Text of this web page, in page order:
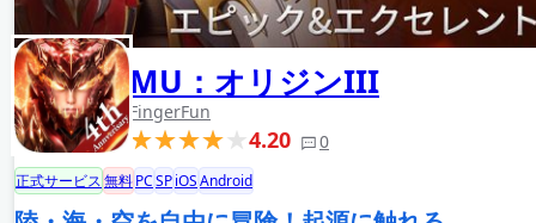
MU：オリジンIII
FingerFun
4.20 0
正式サービス無料PCSPiOSAndroid